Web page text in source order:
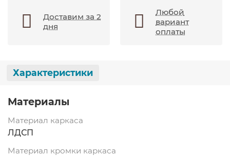
Доставим за 2
дня
Любой
вариант
оплаты
Характеристики
Материалы
Материал каркаса
ЛДСП
Материал кромки каркаса